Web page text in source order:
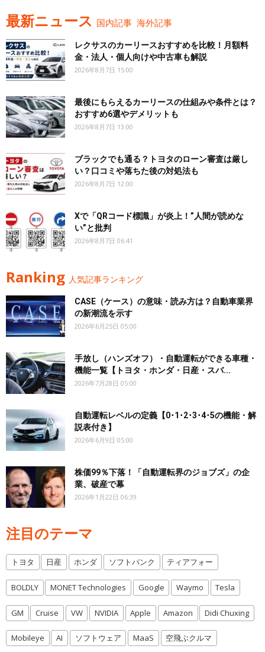
最新ニュース 国内記事 海外記事
レクサスのカーリースおすすめを比較！月額料
金・法人・個人向けや中古車も解説
2026年8月7日 15:00
最後にもらえるカーリースの仕組みや条件とは？
おすすめ6選やデメリットも
2026年8月7日 13:00
ブラックでも通る？トヨタのローン審査は厳し
い？口コミや落ちた後の対処法も
2026年8月7日 12:00
Xで「QRコード標識」が炎上！”人間が読めな
い”と批判
2026年8月7日 06:41
Ranking 人気記事ランキング
CASE（ケース）の意味・読み方は？自動車業界
の新潮流を示す
2026年6月25日 05:00
手放し（ハンズオフ）・自動運転ができる車種・
機能一覧【トヨタ・ホンダ・日産・スバ...
2026年7月28日 05:00
自動運転レベルの定義【0･1･2･3･4･5の機能・解
説表付き】
2026年6月9日 05:00
株価99％下落！「自動運転界のジョブズ」の企
業、破産で幕
2026年1月22日 06:39
注目のテーマ
トヨタ 日産 ホンダ ソフトバンク ティアフォー
BOLDLY MONET Technologies Google Waymo Tesla
GM Cruise VW NVIDIA Apple Amazon Didi Chuxing
Mobileye AI ソフトウェア MaaS 空飛ぶクルマ